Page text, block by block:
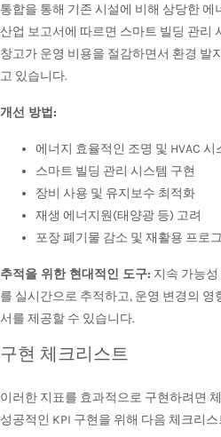
통합을 통해 기존 시설에 비해 상당한
산업 보고서에 따르면 스마트 빌딩 관리
창고가 운영 비용을 절감하면서 환경 발
고 있습니다.
개선 방법:
에너지 효율적인 조명 및 HVAC
스마트 빌딩 관리 시스템 구현
장비 사용 및 유지보수 최적화
재생 에너지원(태양광 등) 고려
포장 폐기물 감소 및 재활용 프로
추적을 위한 현대적인 도구: 지속 가능
를 실시간으로 추적하고, 운영 변경의
서를 제공할 수 있습니다.
구현 체크리스트
이러한 지표를 효과적으로 구현하려면
성공적인 KPI 구현을 위해 다음 체크리